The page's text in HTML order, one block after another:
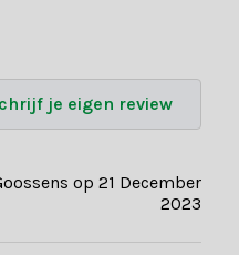
je eigen review
op 21 December
2023